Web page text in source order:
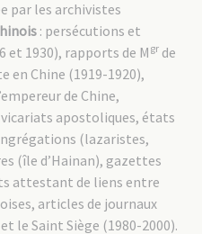
par les archivistes
: persécutions et
et 1930), rapports de M gr de
en Chine (1919-1920),
de Chine,
apostoliques, états
(lazaristes,
(île d’Hainan), gazettes
attestant de liens entre
articles de journaux
le Saint Siège (1980-2000).